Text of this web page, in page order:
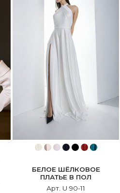
БЕЛОЕ ШЁЛКОВОЕ
ПЛАТЬЕ В ПОЛ
Арт. U 90-11